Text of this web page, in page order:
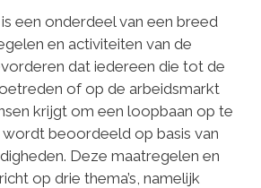
een onderdeel van een breed
en activiteiten van de
dat iedereen die tot de
of op de arbeidsmarkt
krijgt om een loopbaan op te
beoordeeld op basis van
Deze maatregelen en
op drie thema’s, namelijk